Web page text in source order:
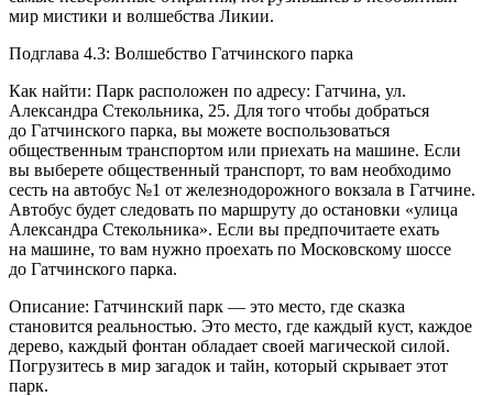
мир мистики и волшебства Ликии.
Подглава 4.3: Волшебство Гатчинского парка
Как найти: Парк расположен по адресу: Гатчина, ул.
Александра Стекольника, 25. Для того чтобы добраться
до Гатчинского парка, вы можете воспользоваться
общественным транспортом или приехать на машине. Если
вы выберете общественный транспорт, то вам необходимо
сесть на автобус №1 от железнодорожного вокзала в Гатчине.
Автобус будет следовать по маршруту до остановки «улица
Александра Стекольника». Если вы предпочитаете ехать
на машине, то вам нужно проехать по Московскому шоссе
до Гатчинского парка.
Описание: Гатчинский парк — это место, где сказка
становится реальностью. Это место, где каждый куст, каждое
дерево, каждый фонтан обладает своей магической силой.
Погрузитесь в мир загадок и тайн, который скрывает этот
парк.